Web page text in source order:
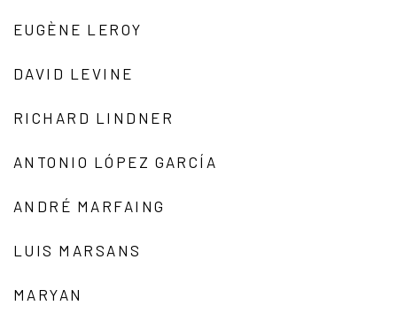
EUGÈNE LEROY
DAVID LEVINE
RICHARD LINDNER
ANTONIO LÓPEZ GARCÍA
ANDRÉ MARFAING
LUIS MARSANS
MARYAN